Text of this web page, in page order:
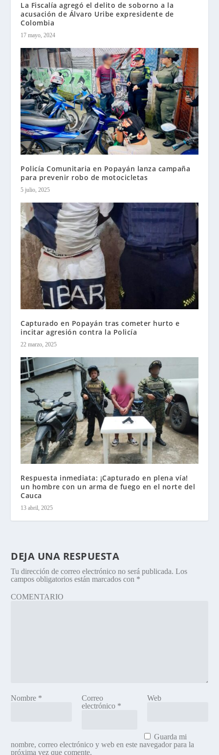
La Fiscalía agregó el delito de soborno a la
acusación de Álvaro Uribe expresidente de
Colombia
17 mayo, 2024
Policía Comunitaria en Popayán lanza campaña
para prevenir robo de motocicletas
5 julio, 2025
Capturado en Popayán tras cometer hurto e
incitar agresión contra la Policía
22 marzo, 2025
Respuesta inmediata: ¡Capturado en plena vía!
un hombre con un arma de fuego en el norte del
Cauca
13 abril, 2025
DEJA UNA RESPUESTA
Tu dirección de correo electrónico no será publicada. Los
campos obligatorios están marcados con *
COMENTARIO
Nombre *
Correo
electrónico *
Web
Guarda mi
nombre, correo electrónico y web en este navegador para la
próxima vez que comente.